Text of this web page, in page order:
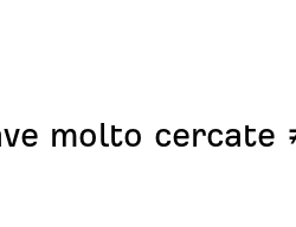
molto cercate